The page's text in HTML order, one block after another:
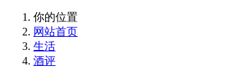
你的位置
网站首页
生活
酒评